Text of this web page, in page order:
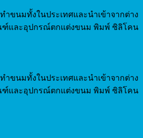
ำขนมทั้งในประเทศและนำเข้าจากต่าง
ฑ์และอุปกรณ์ตกแต่งขนม พิมพ์ ซิลิโคน
ำขนมทั้งในประเทศและนำเข้าจากต่าง
ฑ์และอุปกรณ์ตกแต่งขนม พิมพ์ ซิลิโคน